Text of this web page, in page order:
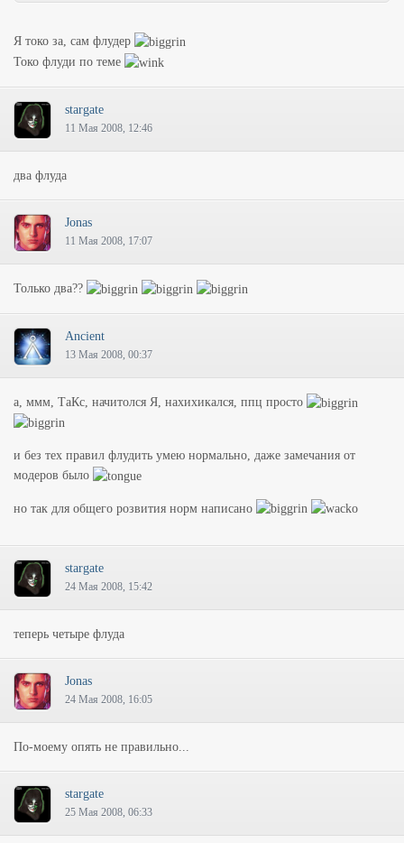
Я токо за, сам флудер
Токо флуди по теме
stargate
11 Мая 2008, 12:46
два флуда
Jonas
11 Мая 2008, 17:07
Только два??
Ancient
13 Мая 2008, 00:37
а, ммм, ТаКс, начитолся Я, нахихикался, ппц просто
и без тех правил флудить умею нормально, даже замечания от
модеров было
но так для общего розвития норм написано
stargate
24 Мая 2008, 15:42
теперь четыре флуда
Jonas
24 Мая 2008, 16:05
По-моему опять не правильно...
stargate
25 Мая 2008, 06:33